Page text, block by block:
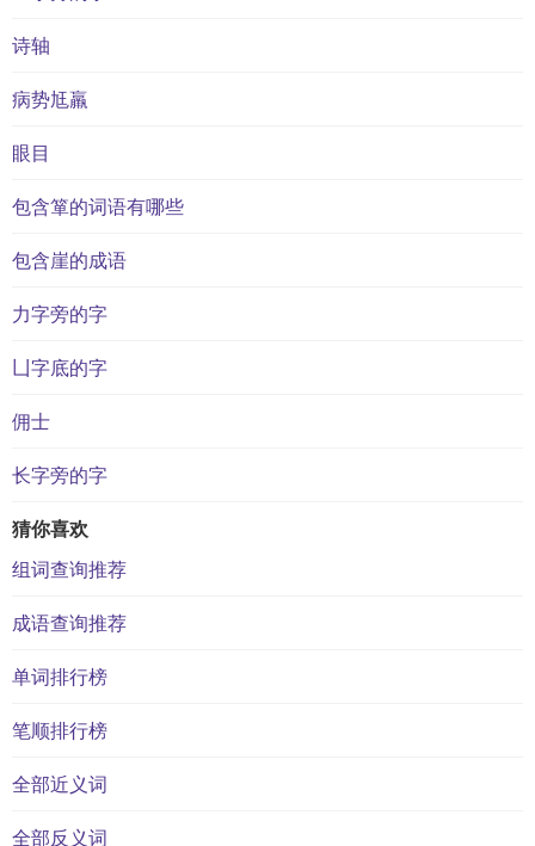
诗轴
病势尪羸
眼目
包含箪的词语有哪些
包含崖的成语
力字旁的字
凵字底的字
佣士
长字旁的字
猜你喜欢
组词查询推荐
成语查询推荐
单词排行榜
笔顺排行榜
全部近义词
全部反义词